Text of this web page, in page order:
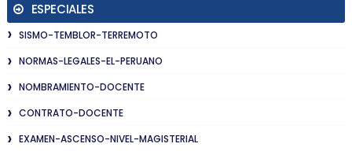
ESPECIALES
SISMO-TEMBLOR-TERREMOTO
NORMAS-LEGALES-EL-PERUANO
NOMBRAMIENTO-DOCENTE
CONTRATO-DOCENTE
EXAMEN-ASCENSO-NIVEL-MAGISTERIAL